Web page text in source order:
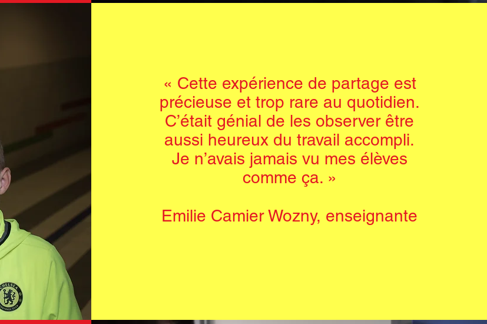
« Cette expérience de partage est
précieuse et trop rare au quotidien.
C’était génial de les observer être
aussi heureux du travail accompli.
Je n’avais jamais vu mes élèves
comme ça. »
Emilie Camier Wozny, enseignante